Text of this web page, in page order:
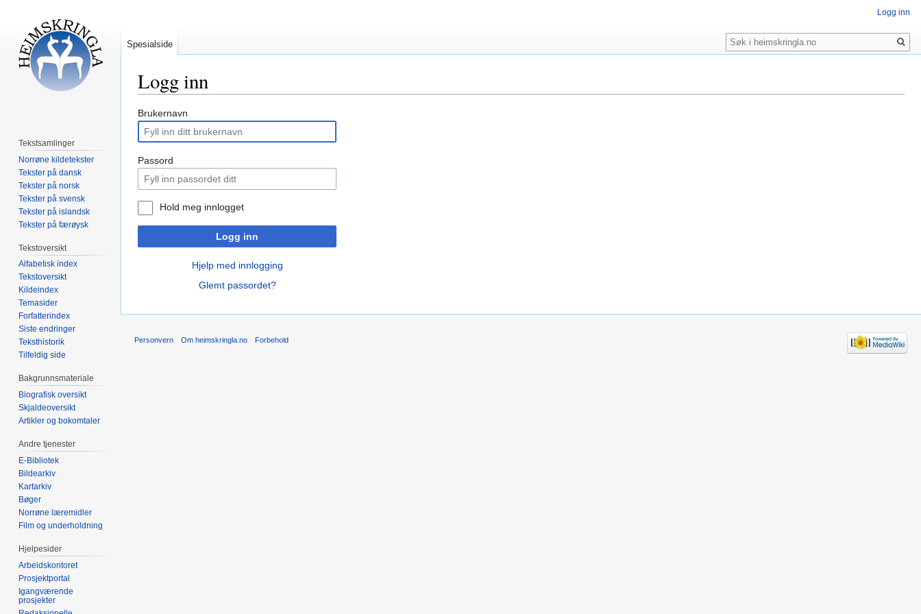
Logg inn
Hopp
navigering
Hopp
søk
Brukernavn
Passord
Hold meg innlogget
Logg inn
Hjelp med innlogging
Glemt passordet?
Logg inn
Spesialside
Søk
Tekstsamlinger
Norrøne kildetekster
Tekster på dansk
Tekster på norsk
Tekster på svensk
Tekster på islandsk
Tekster på færøysk
Tekstoversikt
Alfabetisk index
Tekstoversikt
Kildeindex
Temasider
Forfatterindex
Siste endringer
Teksthistorik
Tilfeldig side
Bakgrunnsmateriale
Biografisk oversikt
Skjaldeoversikt
Artikler og bokomtaler
Andre tjenester
E-Bibliotek
Bildearkiv
Kartarkiv
Bøger
Norrøne læremidler
Film og underholdning
Hjelpesider
Arbeidskontoret
Prosjektportal
Igangværende
prosjekter
Personvern Om heimskringla.no Forbehold